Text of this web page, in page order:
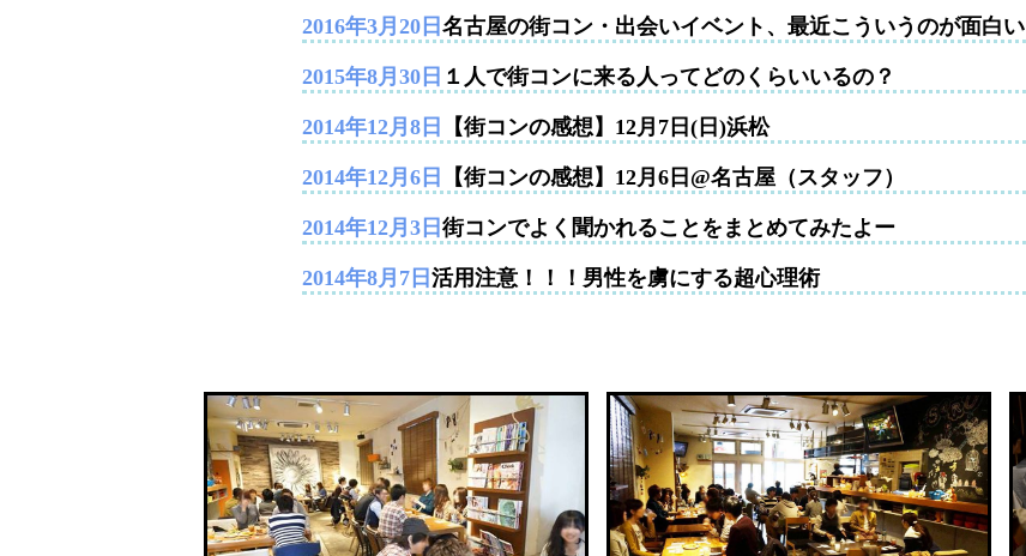
2016年3月20日 名古屋の街コン・出会いイベント、最近こういうのが面白い
2015年8月30日 １人で街コンに来る人ってどのくらいいるの？
2014年12月8日 【街コンの感想】12月7日(日)浜松
2014年12月6日 【街コンの感想】12月6日@名古屋（スタッフ）
2014年12月3日 街コンでよく聞かれることをまとめてみたよー
2014年8月7日 活用注意！！！男性を虜にする超心理術